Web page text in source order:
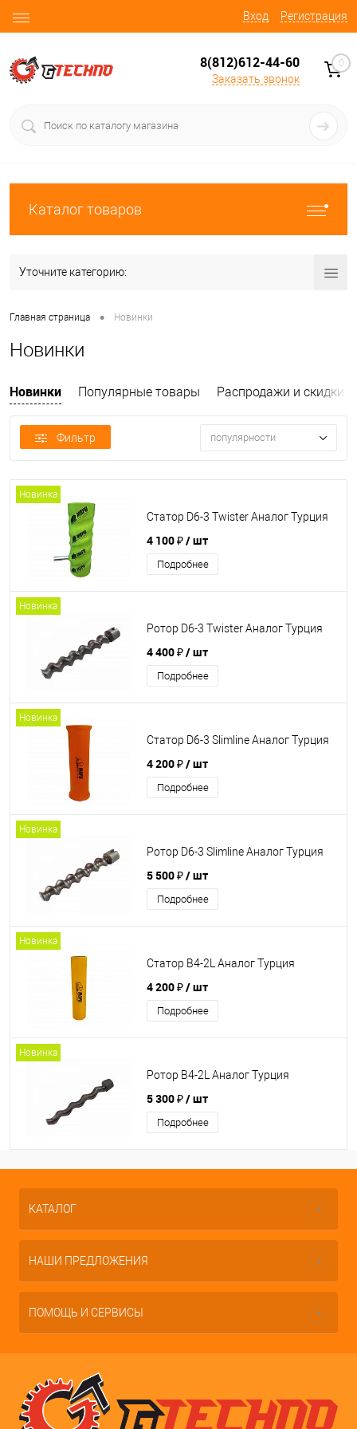
Вход Регистрация
8(812)612-44-60
Заказать звонок
0
Каталог товаров
Уточните категорию:
Главная страница • Новинки
Новинки
Новинки Популярные товары Распродажи и скидки
Фильтр популярности
Новинка
Статор D6-3 Twister Аналог Турция
4 100 ₽/ шт
Подробнее
Новинка
Ротор D6-3 Twister Аналог Турция
4 400 ₽/ шт
Подробнее
Новинка
Статор D6-3 Slimline Аналог Турция
4 200 ₽/ шт
Подробнее
Новинка
Ротор D6-3 Slimline Аналог Турция
5 500 ₽/ шт
Подробнее
Новинка
Статор B4-2L Аналог Турция
4 200 ₽/ шт
Подробнее
Новинка
Ротор B4-2L Аналог Турция
5 300 ₽/ шт
Подробнее
КАТАЛОГ
НАШИ ПРЕДЛОЖЕНИЯ
ПОМОЩЬ И СЕРВИСЫ